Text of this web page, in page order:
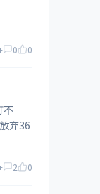
0 0
弃36
2 0